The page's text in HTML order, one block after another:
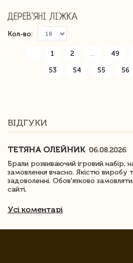
ДЕРЕВ'ЯНІ ЛІЖКА
Кол-во:
1 2 49
53 54 55 56
ВІДГУКИ
ТЕТЯНА ОЛЕЙНИК 06.08.2026
Брали розвиваючий ігровий
замовлення вчасно. Якістю виробу
задоволенні. Обов'язково
сайті.
Усі коментарі